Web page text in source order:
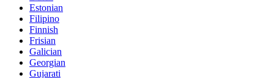
Estonian
Filipino
Finnish
Frisian
Galician
Georgian
Gujarati